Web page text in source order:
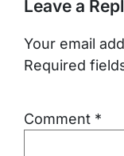
Leave a
Your email
Required
Comment *